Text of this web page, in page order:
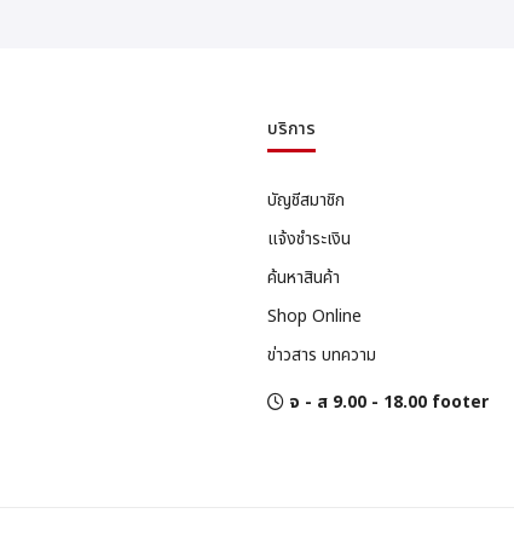
บริการ
บัญชีสมาชิก
แจ้งชำระเงิน
ค้นหาสินค้า
Shop Online
ข่าวสาร บทความ
จ - ส 9.00 - 18.00 footer